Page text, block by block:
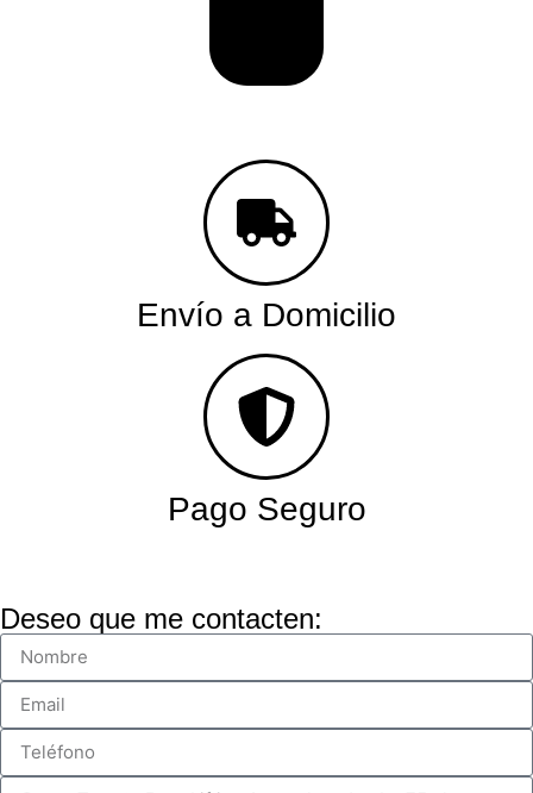
Envío a Domicilio
Pago Seguro
Deseo que me contacten: